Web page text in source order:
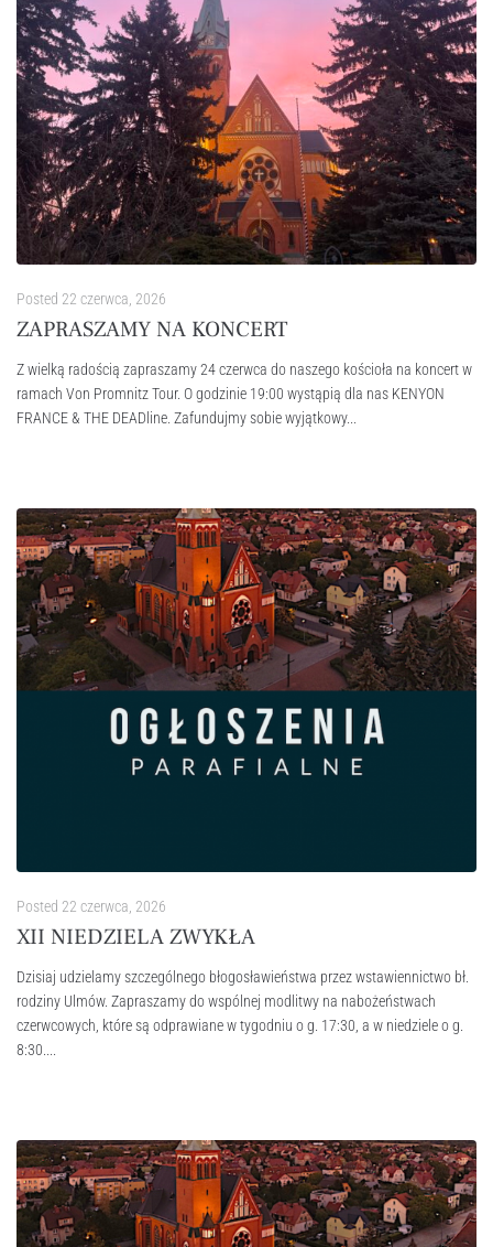
Posted 22 czerwca, 2026
ZAPRASZAMY NA KONCERT
Z wielką radością zapraszamy 24 czerwca do naszego kościoła na koncert w
ramach Von Promnitz Tour. O godzinie 19:00 wystąpią dla nas KENYON
FRANCE & THE DEADline. Zafundujmy sobie wyjątkowy...
Posted 22 czerwca, 2026
XII NIEDZIELA ZWYKŁA
Dzisiaj udzielamy szczególnego błogosławieństwa przez wstawiennictwo bł.
rodziny Ulmów. Zapraszamy do wspólnej modlitwy na nabożeństwach
czerwcowych, które są odprawiane w tygodniu o g. 17:30, a w niedziele o g.
8:30....